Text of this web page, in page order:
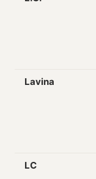
Lavina
LC